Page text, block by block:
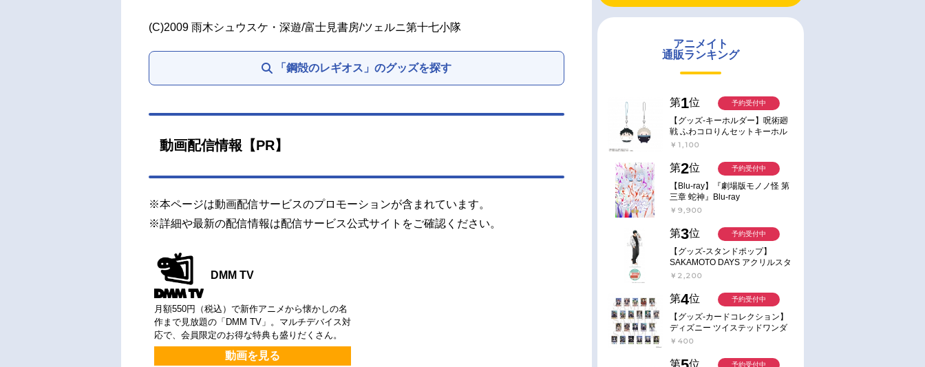
(C)2009 雨木シュウスケ・深遊/富士見書房/ツェルニ第十七小隊
「鋼殻のレギオス」のグッズを探す
動画配信情報【PR】
※本ページは動画配信サービスのプロモーションが含まれています。
※詳細や最新の配信情報は配信サービス公式サイトをご確認ください。
DMM TV
月額550円（税込）で新作アニメから懐かしの名
作まで見放題の「DMM TV」。マルチデバイス対
応で、会員限定のお得な特典も盛りだくさん。
動画を見る
アニメイト
通販ランキング
第1位
【グッズ-キーホルダー】呪術廻
戦 ふわコロりんセットキーホル
ダー【アニメイト特典付】
￥1,100
予約受付中
第2位
【Blu-ray】『劇場版モノノ怪 第
三章 蛇神』Blu-ray
￥9,900
予約受付中
第3位
【グッズ-スタンドポップ】
SAKAMOTO DAYS アクリルスタ
ンド～Sunny Afternoon～ 4.南雲
￥2,200
予約受付中
第4位
【グッズ-カードコレクション】
ディズニー ツイステッドワンダ
ーランド ランダムカードコレク
￥400
予約受付中
第 位 予約受付中